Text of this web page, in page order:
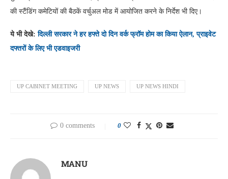
की स्टैंडिंग कमेटियों की बैठकें वर्चुअल मोड में आयोजित करने के निर्देश भी दिए।
ये भी देखे:दिल्ली सरकार ने हर हफ्ते दो दिन वर्क फ्रॉम होम का किया ऐलान, प्राइवेट
दफ्तरों के लिए भी एडवाइजरी
UP CABINET MEETING UP NEWS UP NEWS HINDI
0 comments 0
MANU